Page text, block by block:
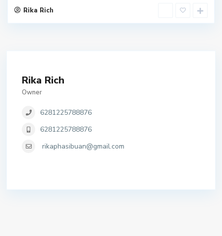
Rika Rich
Rika Rich
Owner
6281225788876
6281225788876
rikaphasibuan@gmail.com